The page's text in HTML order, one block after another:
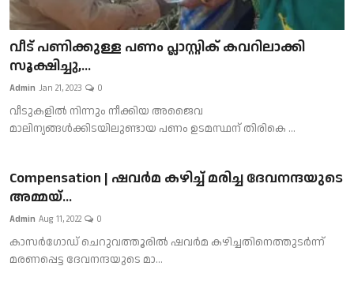
Jobs Mall
Automotive
Shop Online
Career
Business
Earn Money
വീട് പണിക്കുള്ള പണം പ്ലാസ്റ്റിക് കവറിലാക്കി
സൂക്ഷിച്ചു,...
Admin Jan 21, 2023 0
വീടുകളില്‍ നിന്നും നീക്കിയ അജൈവ
മാലിന്യങ്ങള്‍ക്കിടയിലുണ്ടായ പണം ഉടമസ്ഥന് തിരികെ ...
Compensation | ഷവര്‍മ കഴിച്ച് മരിച്ച ദേവനന്ദയുടെ
അമ്മയ്...
Admin Aug 11, 2022 0
കാസർ​ഗോഡ് ചെറുവത്തൂരില്‍ ഷവര്‍മ കഴിച്ചതിനെത്തുടര്‍ന്ന്
മരണപ്പെട്ട ദേവനന്ദയുടെ മാ...